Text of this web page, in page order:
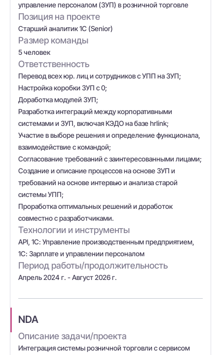
управление персоналом (ЗУП) в розничной торговле
Позиция на проекте
Старший аналитик 1С (Senior)
Размер команды
5 человек
Ответственность
Перевод всех юр. лиц и сотрудников с УПП на ЗУП;
Настройка коробки ЗУП с 0;
Доработка модулей ЗУП;
Разработка интеграций между корпоративными
системами и ЗУП, включая КЭДО на базе hrlink;
Участие в выборе решения и определение функционала,
взаимодействие с командой;
Согласование требований с заинтересованными лицами;
Создание и описание процессов на основе ЗУП и
требований на основе интервью и анализа старой
системы УПП;
Проработка оптимальных решений и доработок
совместно с разработчиками.
Технологии и инструменты
API, 1С: Управление производственным предприятием,
1С: Зарплате и управлении персоналом
Период работы/продолжительность
Апрель 2024 г. - Август 2026 г.
NDA
Описание задачи/проекта
Интеграция системы розничной торговли с сервисом